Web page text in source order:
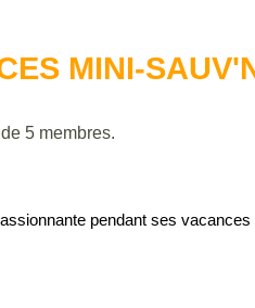
MINI-
5 membres.
pendant ses vacances